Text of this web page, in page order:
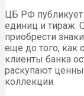
ЦБ РФ
единиц и тираж.
приобрести
еще до того, как
клиенты банка
раскупают
коллекции.